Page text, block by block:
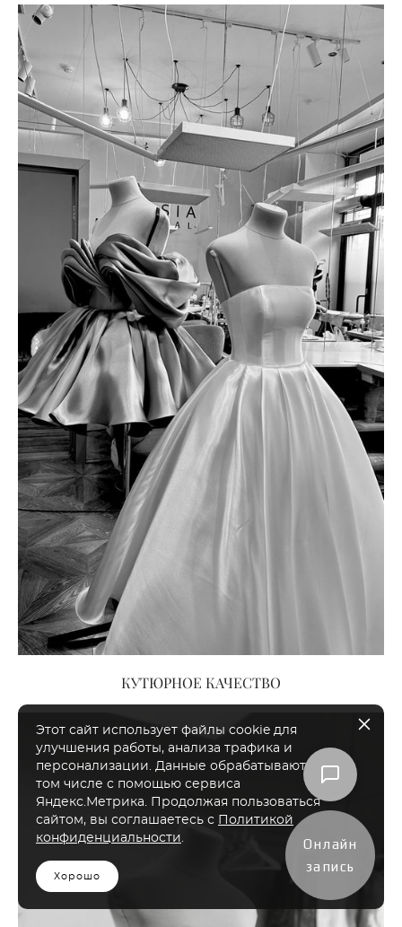
КУТЮРНОЕ КАЧЕСТВО
Этот сайт использует файлы cookie для
улучшения работы, анализа трафика и
персонализации. Данные обрабатываются, в
том числе с помощью сервиса
Яндекс.Метрика. Продолжая пользоваться
сайтом, вы соглашаетесь с
Политикой
конфиденциальности.
Хорошо
Онлайн
запись